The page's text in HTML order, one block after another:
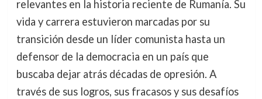
relevantes en la historia reciente de Rumanía. Su
vida y carrera estuvieron marcadas por su
transición desde un líder comunista hasta un
defensor de la democracia en un país que
buscaba dejar atrás décadas de opresión. A
través de sus logros, sus fracasos y sus desafíos